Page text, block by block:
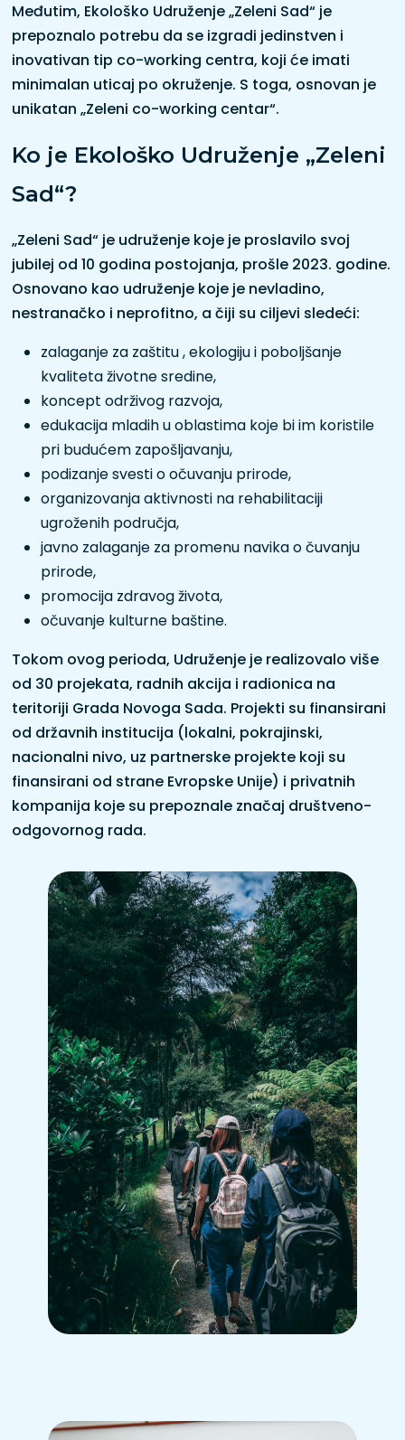
Međutim, Ekološko Udruženje „Zeleni Sad“ je
prepoznalo potrebu da se izgradi jedinstven i
inovativan tip co-working centra, koji će imati
minimalan uticaj po okruženje. S toga, osnovan je
unikatan „Zeleni co-working centar“.
Ko je Ekološko Udruženje „Zeleni
Sad“?
„Zeleni Sad“ je udruženje koje je proslavilo svoj
jubilej od 10 godina postojanja, prošle 2023. godine.
Osnovano kao udruženje koje je nevladino,
nestranačko i neprofitno, a čiji su ciljevi sledeći:
zalaganje za zaštitu , ekologiju i poboljšanje
kvaliteta životne sredine,
koncept održivog razvoja,
edukacija mladih u oblastima koje bi im koristile
pri budućem zapošljavanju,
podizanje svesti o očuvanju prirode,
organizovanja aktivnosti na rehabilitaciji
ugroženih područja,
javno zalaganje za promenu navika o čuvanju
prirode,
promocija zdravog života,
očuvanje kulturne baštine.
Tokom ovog perioda, Udruženje je realizovalo više
od 30 projekata, radnih akcija i radionica na
teritoriji Grada Novoga Sada. Projekti su finansirani
od državnih institucija (lokalni, pokrajinski,
nacionalni nivo, uz partnerske projekte koji su
finansirani od strane Evropske Unije) i privatnih
kompanija koje su prepoznale značaj društveno-
odgovornog rada.